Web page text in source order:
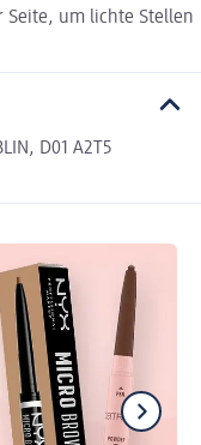
Seite, um lichte Stellen
D01 A2T5